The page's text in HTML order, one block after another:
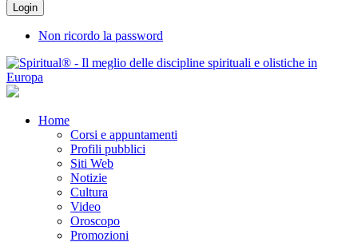
Non ricordo la password
Home
Corsi e appuntamenti
Profili pubblici
Siti Web
Notizie
Cultura
Video
Oroscopo
Promozioni